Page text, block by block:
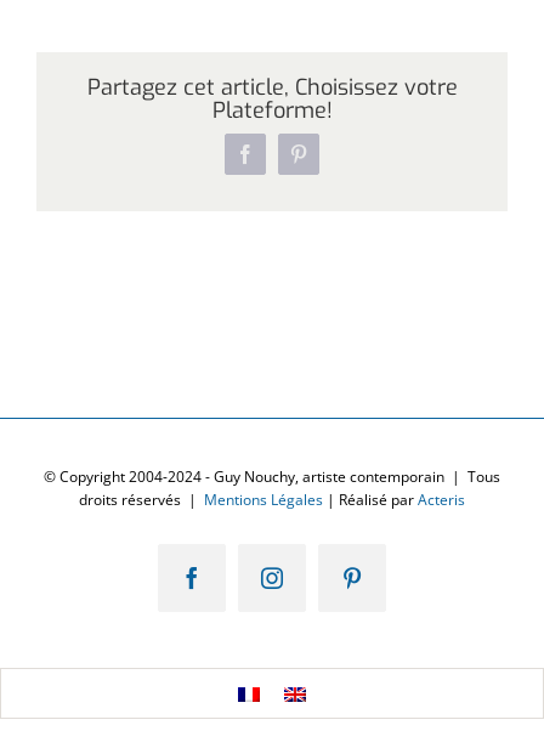
Partagez cet article, Choisissez votre
Plateforme!
FacebookPinterest
© Copyright 2004-2024 - Guy Nouchy, artiste contemporain | Tous
droits réservés | Mentions Légales | Réalisé parActeris
FacebookInstagramPinterest